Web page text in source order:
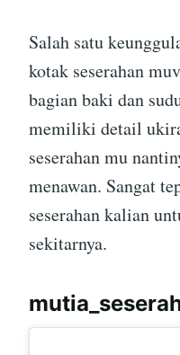
Salah satu
kotak seserahan
bagian baki dan
memiliki detail
seserahan mu
menawan. Sangat
seserahan kalian
sekitarnya.